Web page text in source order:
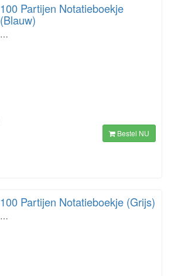
100 Partijen Notatieboekje
(Blauw)
…
Bestel NU
100 Partijen Notatieboekje (Grijs)
…